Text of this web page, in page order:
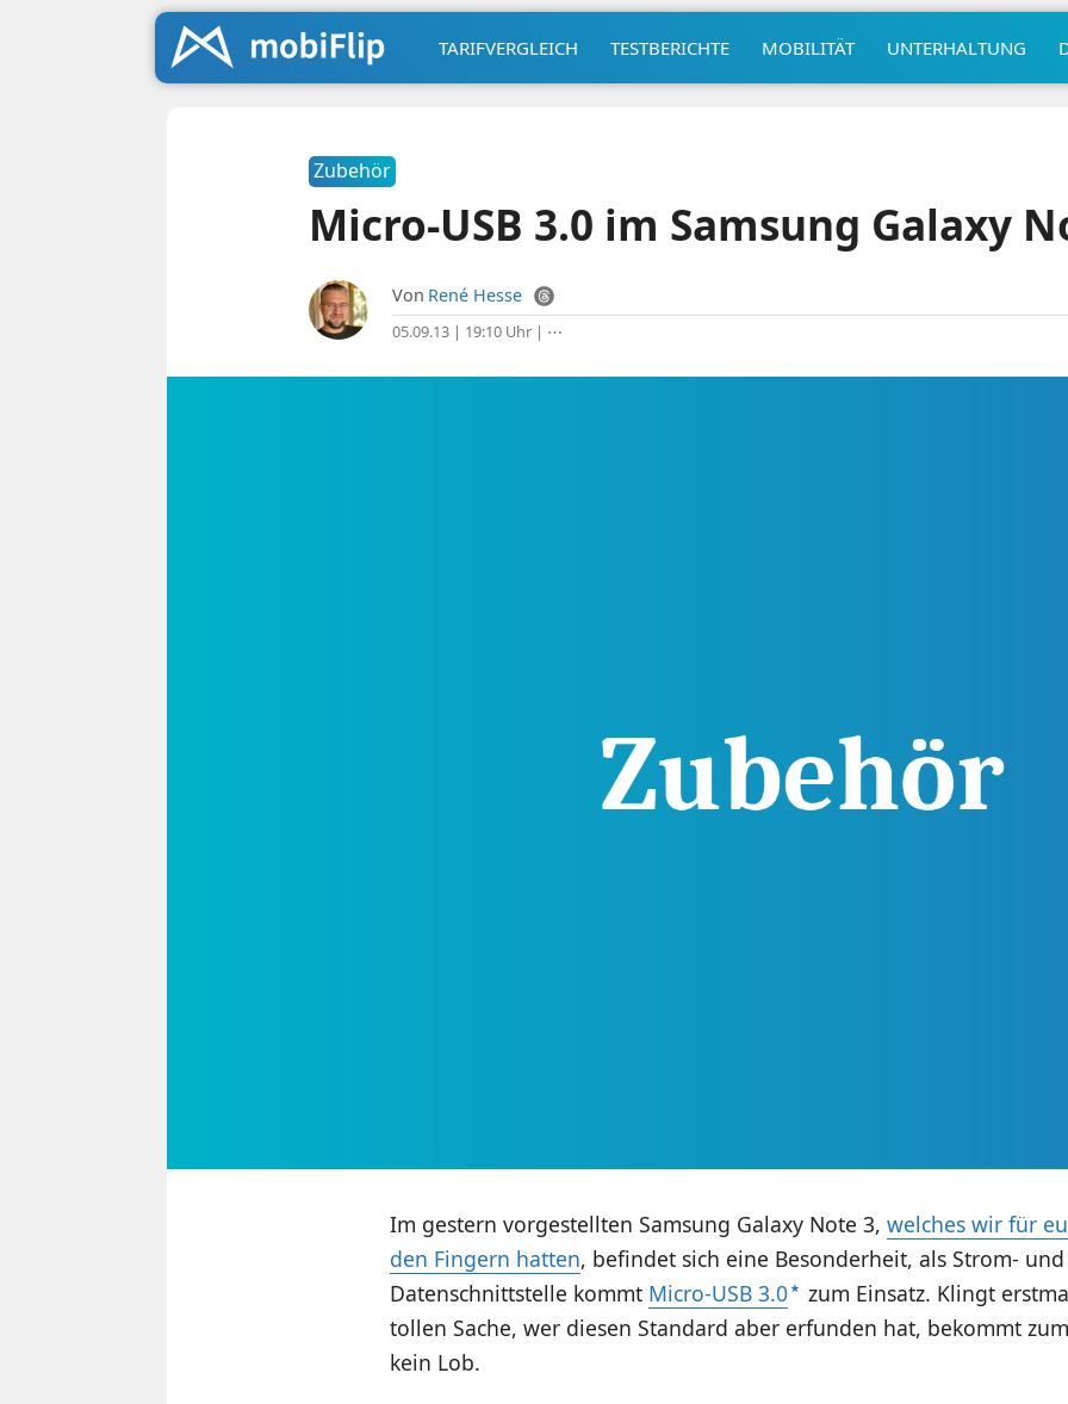
TARIFVERGLEICH TESTBERICHTE MOBILITÄT UNTERHALTUNG
Zubehör
Micro-USB 3.0 im Samsung Galaxy
Von René Hesse
05.09.13 | 19:10 Uhr| ⋯
Im gestern vorgestellten Samsung Galaxy Note 3, welches wir für
den Fingern hatten, befindet sich eine Besonderheit, als Strom- und
Datenschnittstelle kommt Micro-USB 3.0
zum Einsatz. Klingt
tollen Sache, wer diesen Standard aber erfunden hat, bekommt
kein Lob.